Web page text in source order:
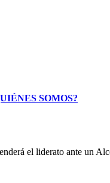
SOMOS?
el liderato ante un